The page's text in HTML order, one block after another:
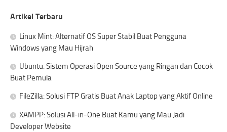
Artikel Terbaru
Linux Mint: Alternatif OS Super Stabil Buat Pengguna
Windows yang Mau Hijrah
Ubuntu: Sistem Operasi Open Source yang Ringan dan Cocok
Buat Pemula
FileZilla: Solusi FTP Gratis Buat Anak Laptop yang Aktif Online
XAMPP: Solusi All-in-One Buat Kamu yang Mau Jadi
Developer Website